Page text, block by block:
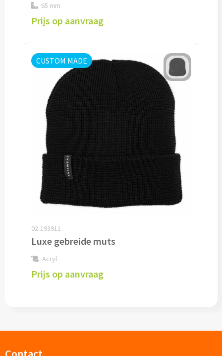
Alle snoep artikelen
Koeken & Chips
Koekjes bedrukken
Brievenbus taarten
Chips & Nootjes bedrukken
Pepernoten & Strooigoed
Pennen
Balpennen bedrukken
65 mm
Prijs op aanvraag
CUSTOM MADE
02-193911
Luxe gebreide muts
Acryl
Prijs op aanvraag